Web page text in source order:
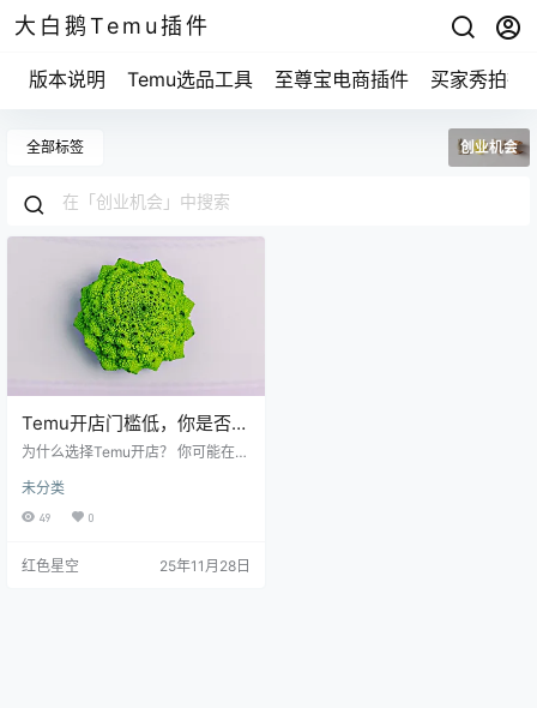
大白鹅Temu插件
版本说明 Temu选品工具 至尊宝电商插件 买家秀拍摄
全部标签 创业机会
Temu开店门槛低，你是否准
备好迎接这个新机会？
为什么选择Temu开店？ 你可能在
你分析分析。Temu是个新兴的电商
平台，看起来像是要和一些大平台
会。举个例子吧，我有个朋友就在T
未分类
49 0
红色星空 25年11月28日